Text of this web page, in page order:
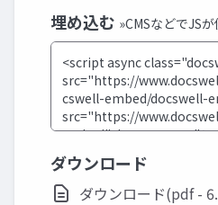
埋め込む »CMSなどでJS
ダウンロード
ダウンロード(pdf -